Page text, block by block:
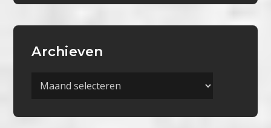
Archieven
Archieven